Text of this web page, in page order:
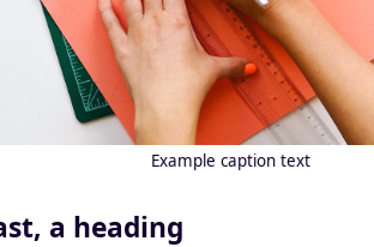
Example caption text
a heading